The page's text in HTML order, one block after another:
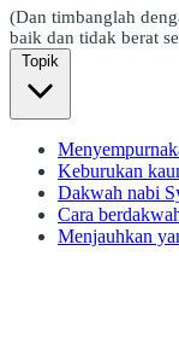
(Dan timbanglah
baik dan tidak berat
Topik
Keburukan
Dakwah nabi
Cara
Menjauhkan